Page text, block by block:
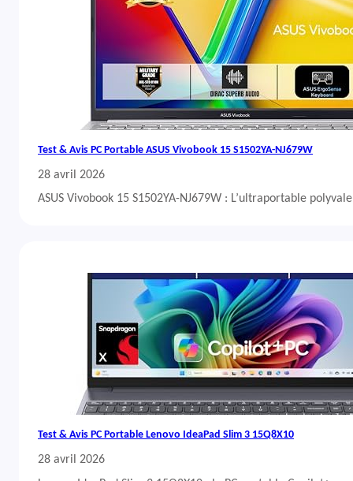
Test & Avis PC Portable ASUS Vivobook 15 S1502YA-NJ679W
28 avril 2026
ASUS Vivobook 15 S1502YA-NJ679W : L’ultraportable
Test & Avis PC Portable Lenovo IdeaPad Slim 3 15Q8X10
28 avril 2026